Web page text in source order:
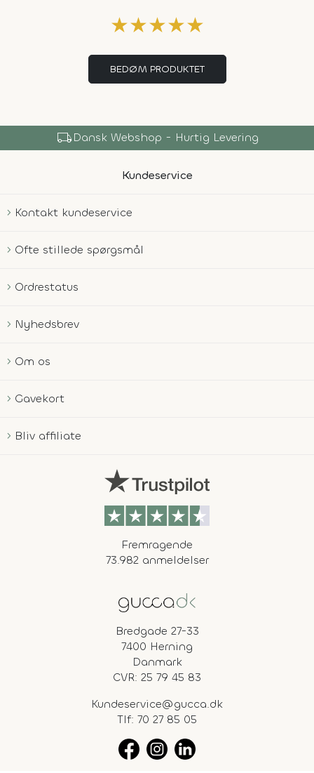
★★★★★
BEDØM PRODUKTET
local_shippingDansk Webshop - Hurtig Levering
Kundeservice
Kontakt kundeservice
Ofte stillede spørgsmål
Ordrestatus
Nyhedsbrev
Om os
Gavekort
Bliv affiliate
Fremragende
73.982 anmeldelser
Bredgade 27-33
7400 Herning
Danmark
CVR: 25 79 45 83
Kundeservice@gucca.dk
Tlf: 70 27 85 05